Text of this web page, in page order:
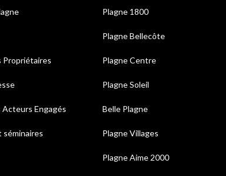
Propriétaires
Engagés
séminaires
Plagne 1800
Plagne Bellecôte
Plagne Centre
Plagne Soleil
Belle Plagne
Plagne Villages
Plagne Aime 2000